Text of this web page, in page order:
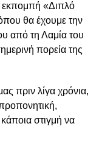
εκπομπή «Διπλό
θα έχουμε την
από τη Λαμία του
πορεία της
πριν λίγα χρόνια,
στιγμή να